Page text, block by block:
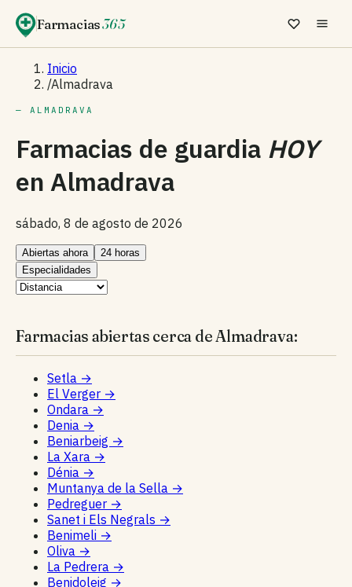
Farmacias365
Inicio
/Almadrava
— ALMADRAVA
Farmacias de guardia HOY
en Almadrava
sábado, 8 de agosto de 2026
Abiertas ahora
24 horas
Especialidades
Farmacias abiertas cerca de Almadrava:
Setla →
El Verger →
Ondara →
Denia →
Beniarbeig →
La Xara →
Dénia →
Muntanya de la Sella →
Pedreguer →
Sanet i Els Negrals →
Benimeli →
Oliva →
La Pedrera →
Benidoleig →